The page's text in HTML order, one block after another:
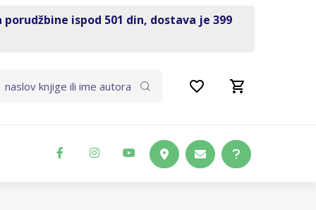
ispod 501 din, dostava je 399